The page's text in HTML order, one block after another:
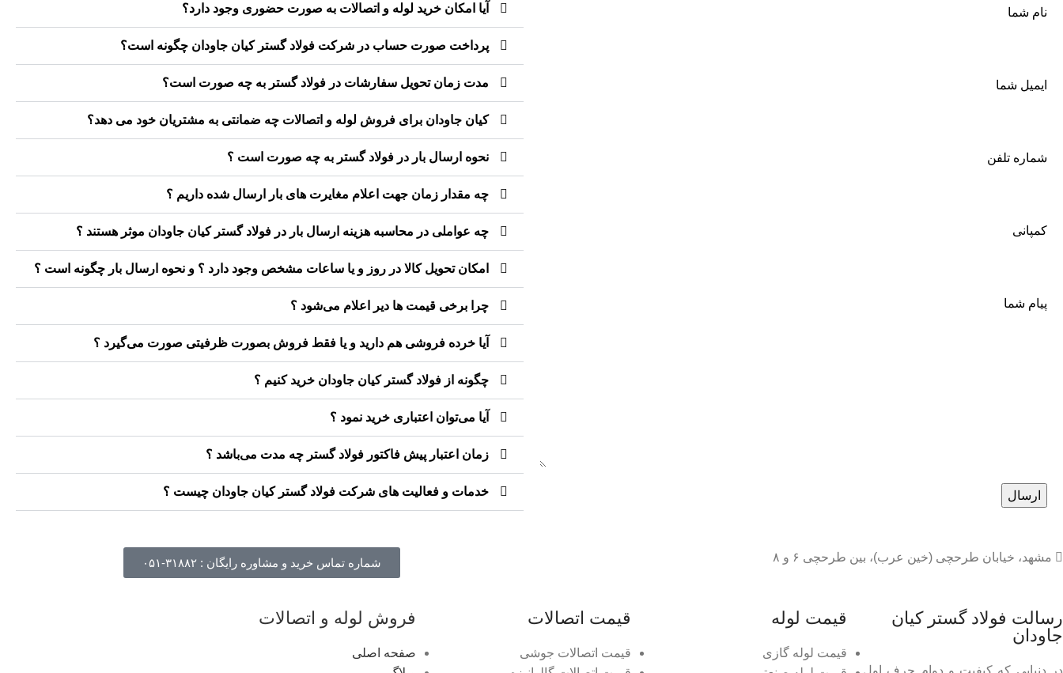
نام شما
ایمیل شما
شماره تلفن
کمپانی
پیام شما
آیا امکان خرید لوله و اتصالات به صورت حضوری وجود دارد؟
پرداخت صورت حساب در شرکت فولاد گستر کیان جاودان چگونه است؟
مدت زمان تحویل سفارشات در فولاد گستر به چه صورت است؟
کیان جاودان برای فروش لوله و اتصالات چه ضمانتی به مشتریان خود می دهد؟
نحوه ارسال بار در فولاد گستر به چه صورت است ؟
چه مقدار زمان جهت اعلام مغایرت های بار ارسال شده داریم ؟
چه عواملی در محاسبه هزینه ارسال بار در فولاد گستر کیان جاودان موثر هستند ؟
امکان تحویل کالا در روز و یا ساعات مشخص وجود دارد ؟ و نحوه ارسال بار چگونه است ؟
چرا برخی قیمت ها دیر اعلام می‌شود ؟
آیا خرده فروشی هم دارید و یا فقط فروش بصورت ظرفیتی صورت می‌گیرد ؟
چگونه از فولاد گستر کیان جاودان خرید کنیم ؟
آیا می‌توان اعتباری خرید نمود ؟
زمان اعتبار پیش فاکتور فولاد گستر چه مدت می‌باشد ؟
خدمات و فعالیت های شرکت فولاد گستر کیان جاودان چیست ؟
مشهد، خیابان طرحچی (خین عرب)، بین طرحچی ۶ و ۸ شماره تماس خرید و مشاوره رایگان : ۳۱۸۸۲-۰۵۱
رسالت فولاد گستر کیان
جاودان
در دنیایی که کیفیت و دوام حرف اول
قیمت لوله
قیمت لوله گازی
قیمت اتصالات
قیمت اتصالات جوشی
فروش لوله و اتصالات
صفحه اصلی